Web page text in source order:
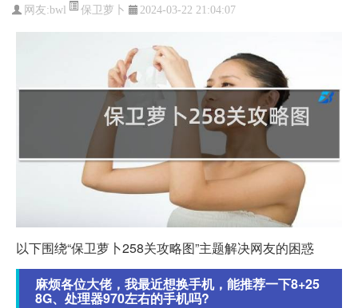
网友:bwl 保卫萝卜 2024-03-22 21:04:07
以下围绕“保卫萝卜258关攻略图”主题解决网友的困惑
麻烦各位大佬，我最近想换手机，能推荐一下8+25
8G、处理器970左右的手机吗?